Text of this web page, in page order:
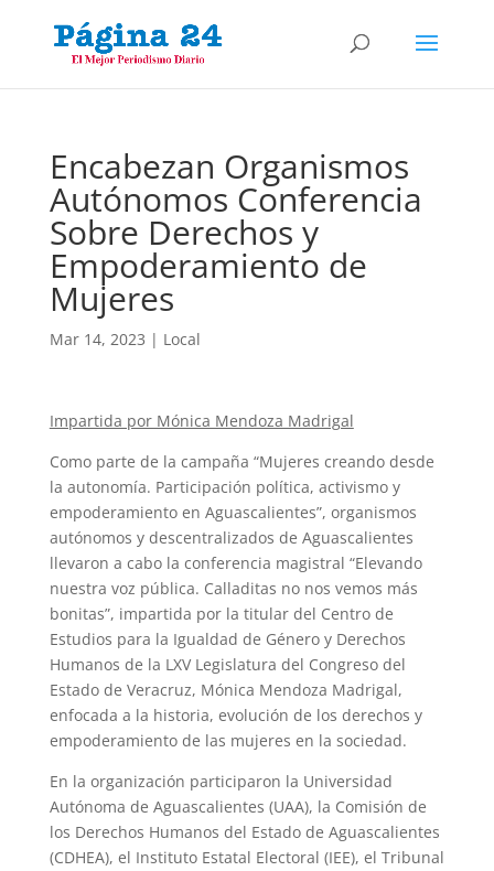
Encabezan Organismos
Autónomos Conferencia
Sobre Derechos y
Empoderamiento de
Mujeres
Mar 14, 2023 | Local
Impartida por Mónica Mendoza Madrigal
Como parte de la campaña “Mujeres creando desde
la autonomía. Participación política, activismo y
empoderamiento en Aguascalientes”, organismos
autónomos y descentralizados de Aguascalientes
llevaron a cabo la conferencia magistral “Elevando
nuestra voz pública. Calladitas no nos vemos más
bonitas”, impartida por la titular del Centro de
Estudios para la Igualdad de Género y Derechos
Humanos de la LXV Legislatura del Congreso del
Estado de Veracruz, Mónica Mendoza Madrigal,
enfocada a la historia, evolución de los derechos y
empoderamiento de las mujeres en la sociedad.
En la organización participaron la Universidad
Autónoma de Aguascalientes (UAA), la Comisión de
los Derechos Humanos del Estado de Aguascalientes
(CDHEA), el Instituto Estatal Electoral (IEE), el Tribunal